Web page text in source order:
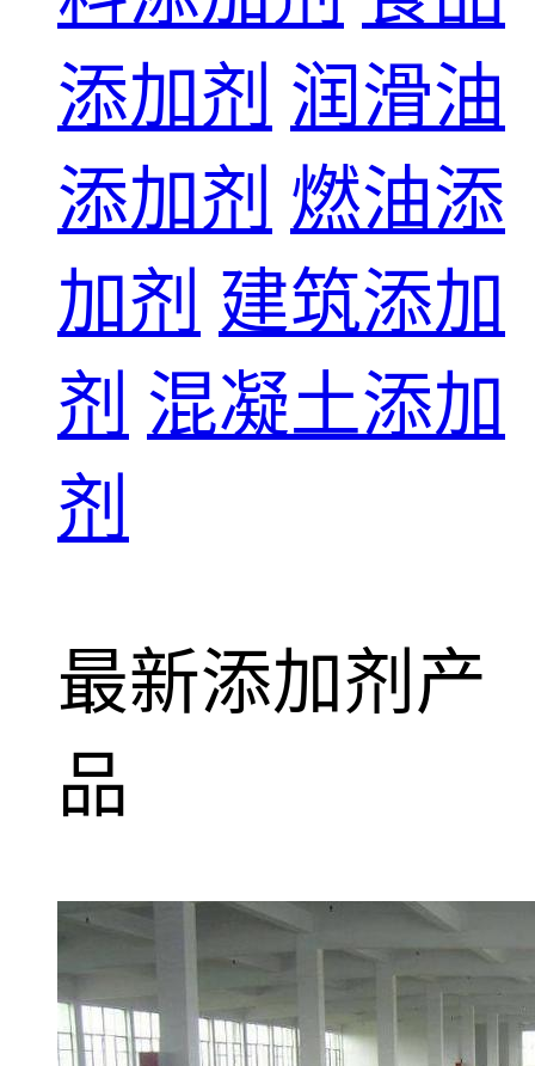
添加剂 润滑油
添加剂 燃油添
加剂 建筑添加
剂 混凝土添加
剂
最新添加剂产
品